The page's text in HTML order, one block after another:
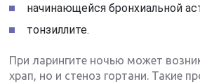
начинающейся бронхиальной
тонзиллите.
При ларингите ночью может
храп, но и стеноз гортани. Такие